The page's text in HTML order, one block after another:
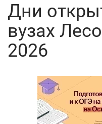
Дни
вузах
2026